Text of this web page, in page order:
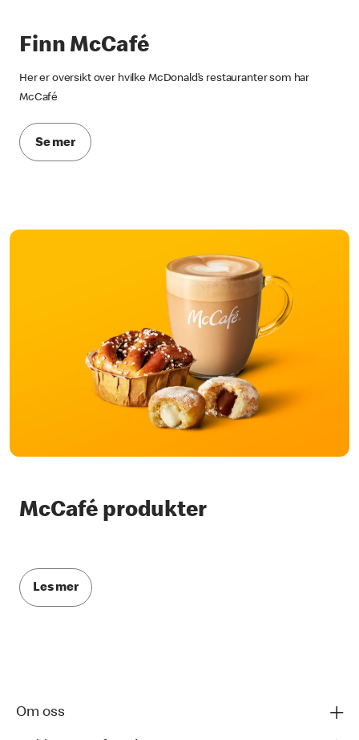
Finn McCafé
Her er oversikt over hvilke McDonald’s restauranter som har
McCafé
Se mer
McCafé produkter
Les mer
Om oss